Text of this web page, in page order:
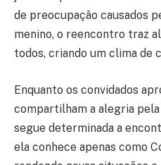
de preocupação causados
menino, o reencontro traz
todos, criando um clima de
Enquanto os convidados
compartilham a alegria pela
segue determinada a
ela conhece apenas como